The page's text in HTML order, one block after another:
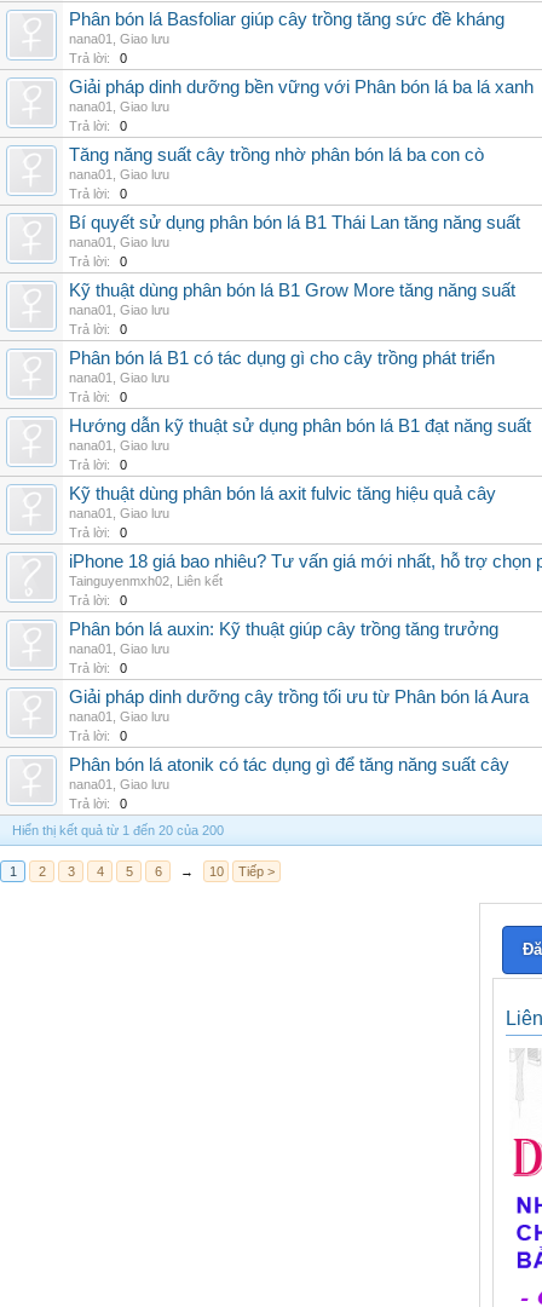
Phân bón lá Basfoliar giúp cây trồng tăng sức đề kháng
nana01
Giao lưu
Trả lời:
0
Giải pháp dinh dưỡng bền vững với Phân bón lá ba lá xanh
nana01
Giao lưu
Trả lời:
0
Tăng năng suất cây trồng nhờ phân bón lá ba con cò
nana01
Giao lưu
Trả lời:
0
Bí quyết sử dụng phân bón lá B1 Thái Lan tăng năng suất
nana01
Giao lưu
Trả lời:
0
Kỹ thuật dùng phân bón lá B1 Grow More tăng năng suất
nana01
Giao lưu
Trả lời:
0
Phân bón lá B1 có tác dụng gì cho cây trồng phát triển
nana01
Giao lưu
Trả lời:
0
Hướng dẫn kỹ thuật sử dụng phân bón lá B1 đạt năng suất
nana01
Giao lưu
Trả lời:
0
Kỹ thuật dùng phân bón lá axit fulvic tăng hiệu quả cây
nana01
Giao lưu
Trả lời:
0
iPhone 18 giá bao nhiêu? Tư vấn giá mới nhất, hỗ trợ chọn
Tainguyenmxh02 Liên kết
Trả lời:
0
Phân bón lá auxin: Kỹ thuật giúp cây trồng tăng trưởng
nana01
Giao lưu
Trả lời:
0
Giải pháp dinh dưỡng cây trồng tối ưu từ Phân bón lá Aura
nana01
Giao lưu
Trả lời:
0
Phân bón lá atonik có tác dụng gì để tăng năng suất cây
nana01
Giao lưu
Trả lời:
0
Hiển thị kết quả từ 1 đến 20 của 200
1 2 3 4 5 6 → 10 Tiếp >